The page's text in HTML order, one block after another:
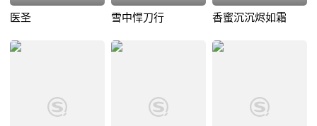
医圣 雪中悍刀行 香蜜沉沉烬如霜